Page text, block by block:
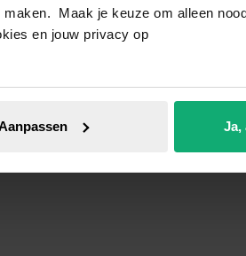
Maak je keuze om alleen
en jouw privacy op
Ja,
About A Chair